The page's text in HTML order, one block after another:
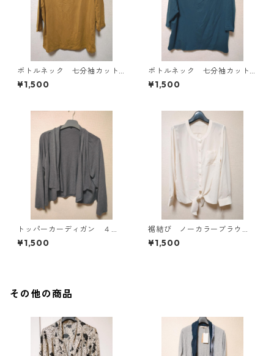
ボトルネック 七分袖カット
ソー ４Ｌ マスタード KA
E-4816
¥1,500
ボトルネック 七分袖カット
ソー ４Ｌ ティールグリー
ン KAE-4815
¥1,500
トッパーカーディガン ４
Ｌ グレー KAE-4814
¥1,500
裾結び ノーカラーブラウ
ス ３Ｌ アイボリー KAE-
4813
¥1,500
その他の商品